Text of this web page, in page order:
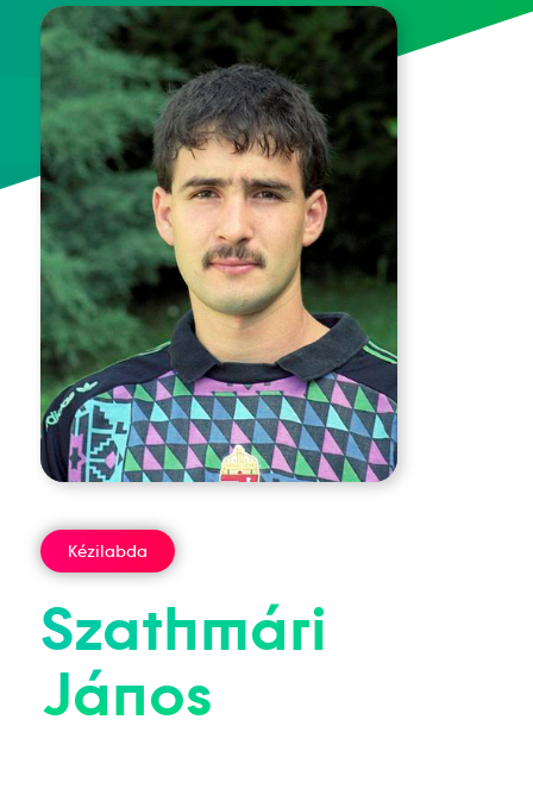
Kézilabda
Szathmári
János